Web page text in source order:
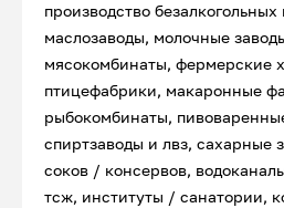
производство безалкогольных
маслозаводы, молочные
мясокомбинаты, фермерские
птицефабрики, макаронные
рыбокомбинаты,
спиртзаводы и лвз, сахарные
соков / консервов,
тсж, институты / санатории,